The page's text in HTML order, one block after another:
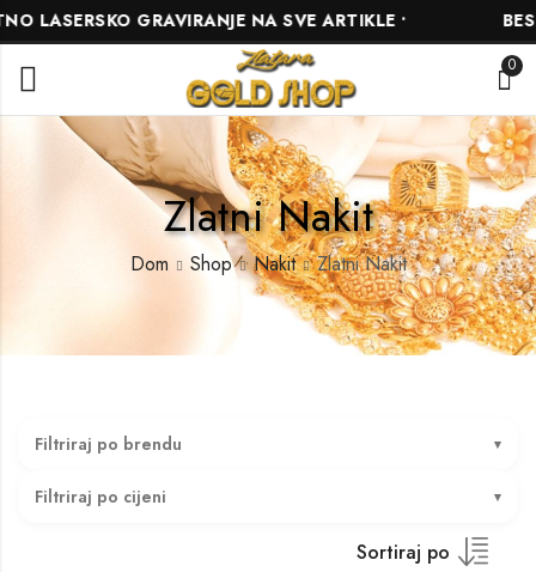
GRAVIRANJE NA SVE ARTIKLE •
0
Zlatni Nakit
Dom Shop Nakit Zlatni Nakit
Filtriraj po brendu
Filtriraj po cijeni
Sortiraj po